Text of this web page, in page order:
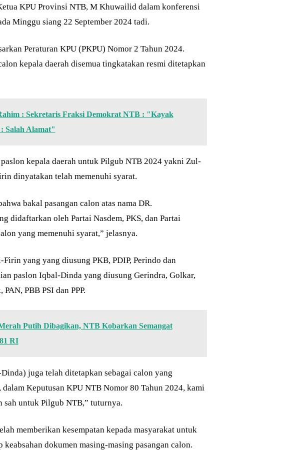
KPU Provinsi NTB, M Khuwailid dalam konferensi
Minggu siang 22 September 2024 tadi.
Peraturan KPU (PKPU) Nomor 2 Tahun 2024.
kepala daerah disemua tingkatakan resmi ditetapkan
: Sekretaris Fraksi Demokrat NTB : "Kayak
Salah Alamat"
kepala daerah untuk Pilgub NTB 2024 yakni Zul-
dinyatakan telah memenuhi syarat.
bakal pasangan calon atas nama DR.
didaftarkan oleh Partai Nasdem, PKS, dan Partai
yang memenuhi syarat,” jelasnya.
yang yang diusung PKB, PDIP, Perindo dan
paslon Iqbal-Dinda yang diusung Gerindra, Golkar,
PBB PSI dan PPP.
Putih Dibagikan, NTB Kobarkan Semangat
RI
juga telah ditetapkan sebagai calon yang
Keputusan KPU NTB Nomor 80 Tahun 2024, kami
sah untuk Pilgub NTB,” tuturnya.
memberikan kesempatan kepada masyarakat untuk
keabsahan dokumen masing-masing pasangan calon.